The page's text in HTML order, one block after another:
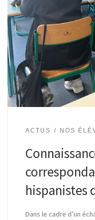
ACTUS NOS
hispanistes
Dans le cadre d’un